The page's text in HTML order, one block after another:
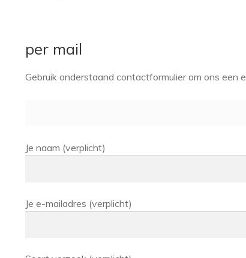
per mail
Gebruik onderstaand contactformulier om ons een
Je naam (verplicht)
Je e-mailadres (verplicht)